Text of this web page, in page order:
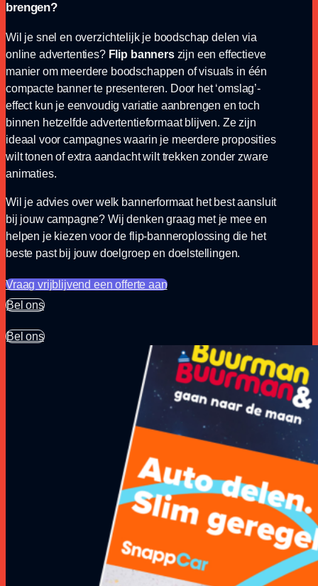
brengen?
Wil je snel en overzichtelijk je boodschap delen via
online advertenties? Flip bannerszijn een effectieve
manier om meerdere boodschappen of visuals in één
compacte banner te presenteren. Door het ‘omslag’-
effect kun je eenvoudig variatie aanbrengen en toch
binnen hetzelfde advertentieformaat blijven. Ze zijn
ideaal voor campagnes waarin je meerdere proposities
wilt tonen of extra aandacht wilt trekken zonder zware
animaties.
Wil je advies over welk bannerformaat het best aansluit
bij jouw campagne? Wij denken graag met je mee en
helpen je kiezen voor de flip-banneroplossing die het
beste past bij jouw doelgroep en doelstellingen.
Vraag vrijblijvend een offerte aan
Bel ons
Bel ons